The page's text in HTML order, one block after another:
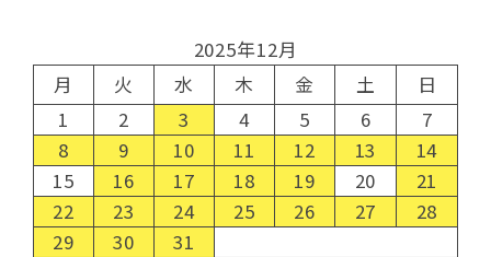
2025年12月
月
火 水 木 金 土
日
1
2 3 4 5 6
7
8
9 10 11 12 13
14
15
16 17 18 19 20
21
22
23 24 25 26 27
28
29
30 31